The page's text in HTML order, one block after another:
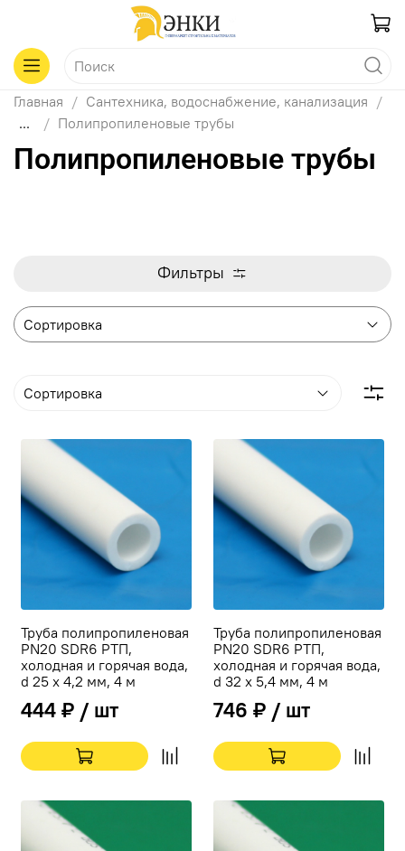
Главная
Сантехника, водоснабжение, канализация
...
Полипропиленовые трубы
Полипропиленовые трубы
Фильтры
Труба полипропиленовая
PN20 SDR6 РТП,
холодная и горячая вода,
d 25 x 4,2 мм, 4 м
444 ₽ / шт
Труба полипропиленовая
PN20 SDR6 РТП,
холодная и горячая вода,
d 32 x 5,4 мм, 4 м
746 ₽ / шт